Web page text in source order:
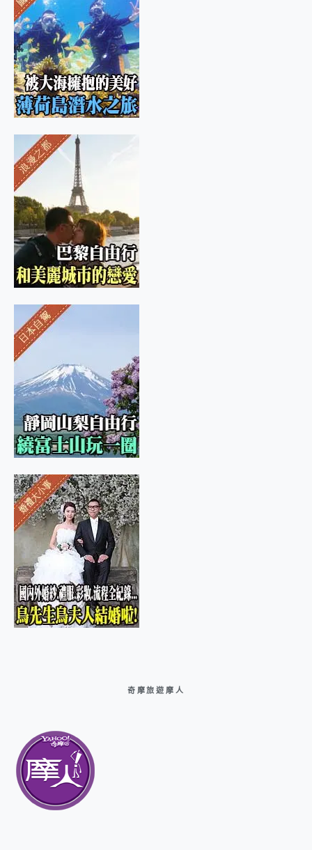
奇摩旅遊摩人